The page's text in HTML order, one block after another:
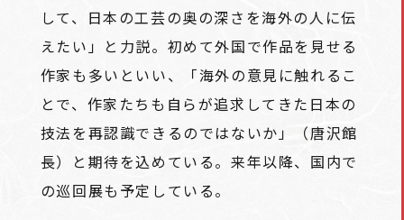
して、日本の工芸の奥の深さを海外の人に伝
えたい」と力説。初めて外国で作品を見せる
作家も多いといい、「海外の意見に触れるこ
とで、作家たちも自らが追求してきた日本の
技法を再認識できるのではないか」（唐沢館
長）と期待を込めている。来年以降、国内で
の巡回展も予定している。